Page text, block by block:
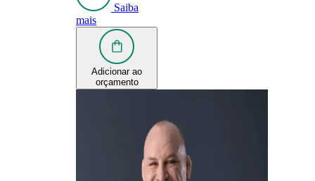
Saiba
mais
Adicionar ao
orçamento